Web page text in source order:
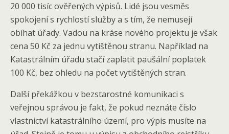
20 000 tisíc ověřených výpisů. Lidé jsou vesměs
spokojení s rychlostí služby a s tím, že nemusejí
obíhat úřady. Vadou na kráse nového projektu je však
cena 50 Kč za jednu vytištěnou stranu. Například na
Katastrálním úřadu stačí zaplatit paušální poplatek
100 Kč, bez ohledu na počet vytištěných stran.
Další překážkou v bezstarostné komunikaci s
veřejnou správou je fakt, že pokud neznáte číslo
vlastnictví katastrálního území, pro výpis musíte na